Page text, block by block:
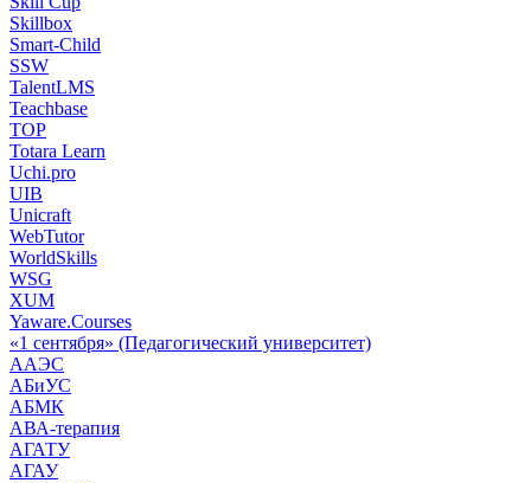
Skillbox
Smart-Child
SSW
TalentLMS
Teachbase
TOP
Totara Learn
Uchi.pro
UIB
Unicraft
WebTutor
WorldSkills
WSG
XUM
Yaware.Courses
«1 сентября» (Педагогический университет)
ААЭС
АБиУС
АБМК
АВА-терапия
АГАТУ
АГАУ